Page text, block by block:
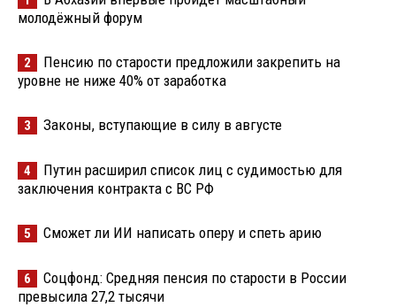
молодёжный форум
2
Пенсию по старости предложили закрепить на
уровне не ниже 40% от заработка
3 Законы, вступающие в силу в августе
4
Путин расширил список лиц с судимостью для
заключения контракта с ВС РФ
5 Сможет ли ИИ написать оперу и спеть арию
6
Соцфонд: Средняя пенсия по старости в России
превысила 27,2 тысячи